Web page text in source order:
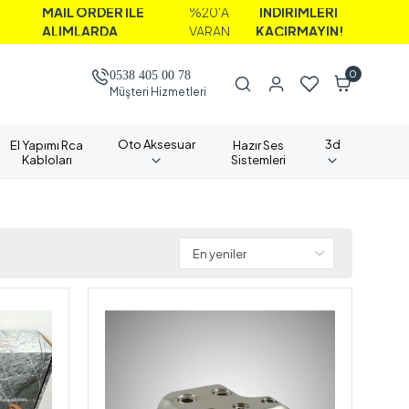
%20'A
VARAN
İNDİRİMLERİ
KAÇIRMAYIN!
0538 405 00 78
Müşteri Hizmetleri
0
El Yapımı Rca
Kabloları
Oto Aksesuar
Hazır Ses
Sistemleri
3d